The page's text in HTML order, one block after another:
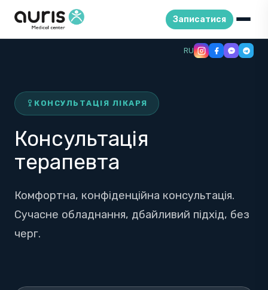
RU
Записатися
КОНСУЛЬТАЦІЯ ЛІКАРЯ
Консультація
терапевта
Комфортна, конфіденційна консультація.
Сучасне обладнання, дбайливий підхід, без
черг.